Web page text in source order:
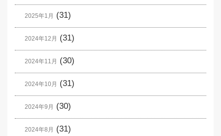
2025年1月 (31)
2024年12月 (31)
2024年11月 (30)
2024年10月 (31)
2024年9月 (30)
2024年8月 (31)